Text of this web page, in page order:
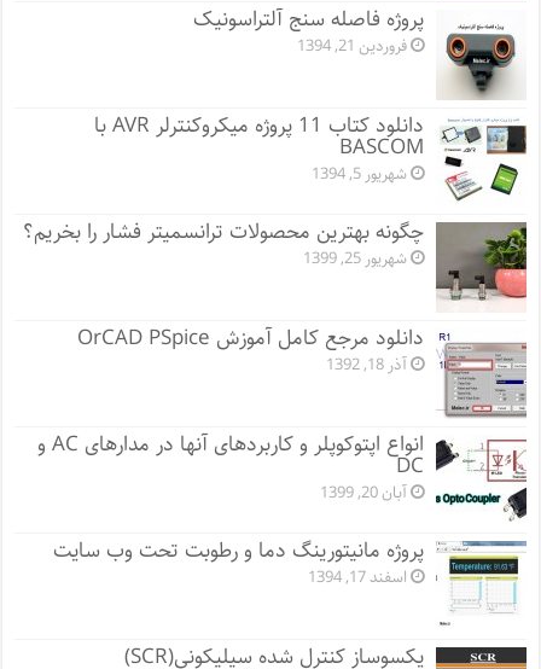
پروژه فاصله سنج آلتراسونیک
فروردین 21, 1394
دانلود کتاب 11 پروژه میکروکنترلر AVR با
BASCOM
شهریور 5, 1394
چگونه بهترین محصولات ترانسمیتر فشار را بخریم؟
شهریور 25, 1399
دانلود مرجع کامل آموزش OrCAD PSpice
آذر 18, 1392
انواع اپتوکوپلر و کاربردهای آنها در مدارهای AC و
DC
آبان 20, 1399
پروژه مانيتورينگ دما و رطوبت تحت وب سایت
اسفند 17, 1394
یکسوساز کنترل شده سیلیکونی(SCR)